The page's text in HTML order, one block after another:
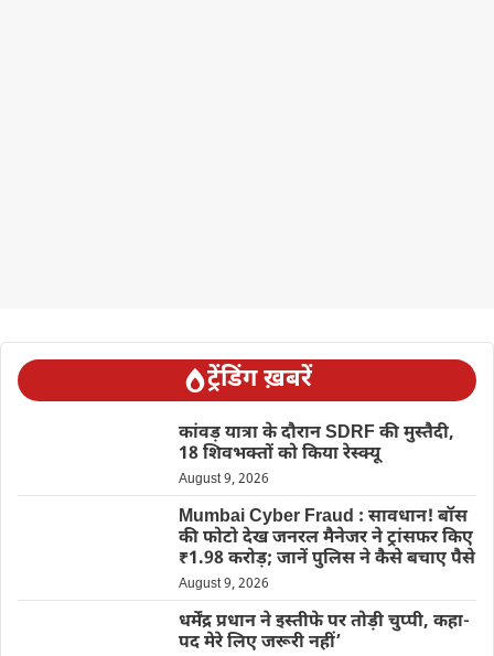
ट्रेंडिंग ख़बरें
कांवड़ यात्रा के दौरान SDRF की मुस्तैदी,
18 शिवभक्तों को किया रेस्क्यू
August 9, 2026
Mumbai Cyber Fraud : सावधान! बॉस
की फोटो देख जनरल मैनेजर ने ट्रांसफर किए
₹1.98 करोड़; जानें पुलिस ने कैसे बचाए पैसे
August 9, 2026
धर्मेंद्र प्रधान ने इस्तीफे पर तोड़ी चुप्पी, कहा-
पद मेरे लिए जरूरी नहीं’